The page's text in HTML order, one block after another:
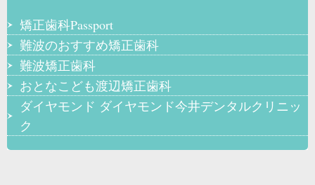
矯正歯科Passport
難波のおすすめ矯正歯科
難波矯正歯科
おとなこども渡辺矯正歯科
ダイヤモンド ダイヤモンド今井デンタルクリニッ
ク